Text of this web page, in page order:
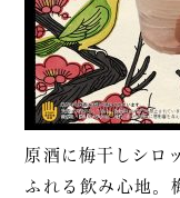
原酒に梅干しシロ
ふれる飲み心地。